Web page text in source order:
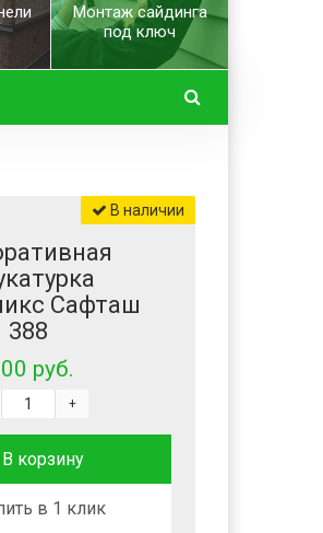
Монтаж сайдинга
под ключ
В наличии
Сафташ
388
руб.
+
В корзину
в 1 клик